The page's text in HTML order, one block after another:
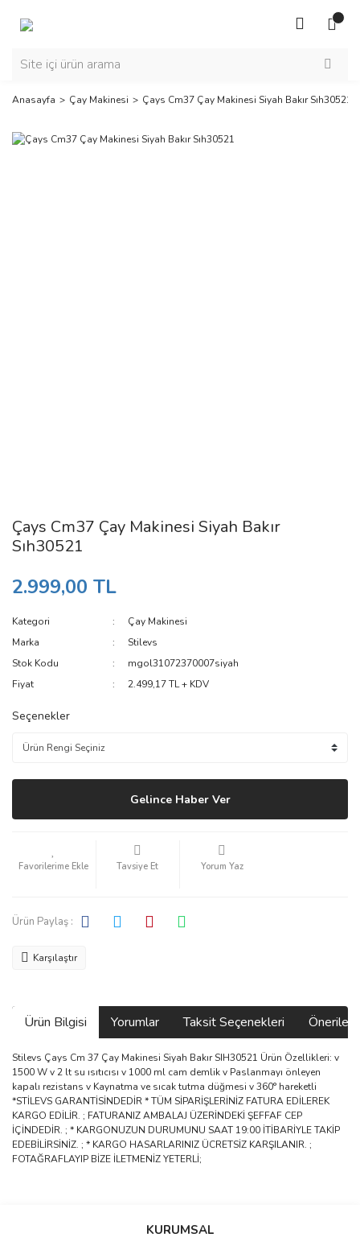
Anasayfa Çay Makinesi Çays Cm37 Çay Makinesi Siyah Bakır Sıh30521
Çays Cm37 Çay Makinesi Siyah Bakır
Sıh30521
2.999,00 TL
Kategori
Çay Makinesi
Marka
Stilevs
Stok Kodu
mgol31072370007siyah
Fiyat
2.499,17 TL + KDV
Seçenekler
Gelince Haber Ver
Tavsiye Et Yorum Yaz
Ürün Paylaş :
Karşılaştır
Ürün Bilgisi Yorumlar Taksit Seçenekleri
Stilevs Çays Cm 37 Çay Makinesi Siyah Bakır SIH30521 Ürün Özellikleri: v
1500 W v 2 lt su ısıtıcısı v 1000 ml cam demlik v Paslanmayı önleyen
kapalı rezistans v Kaynatma ve sıcak tutma düğmesi v 360° hareketli
*STİLEVS GARANTİSİNDEDİR * TÜM SİPARİŞLERİNİZ FATURA EDİLEREK
KARGO EDİLİR. ; FATURANIZ AMBALAJ ÜZERİNDEKİ ŞEFFAF CEP
İÇİNDEDİR. ; * KARGONUZUN DURUMUNU SAAT 19:00 İTİBARİYLE TAKİP
EDEBİLİRSİNİZ. ; * KARGO HASARLARINIZ ÜCRETSİZ KARŞILANIR. ;
FOTAĞRAFLAYIP BİZE İLETMENİZ YETERLİ;
Bu ürüne ilk yorumu siz yapın!
KURUMSAL